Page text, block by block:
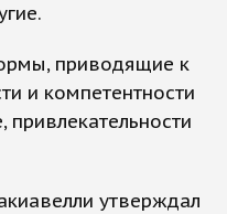
приводящие к
и компетентности
привлекательности
утверждал